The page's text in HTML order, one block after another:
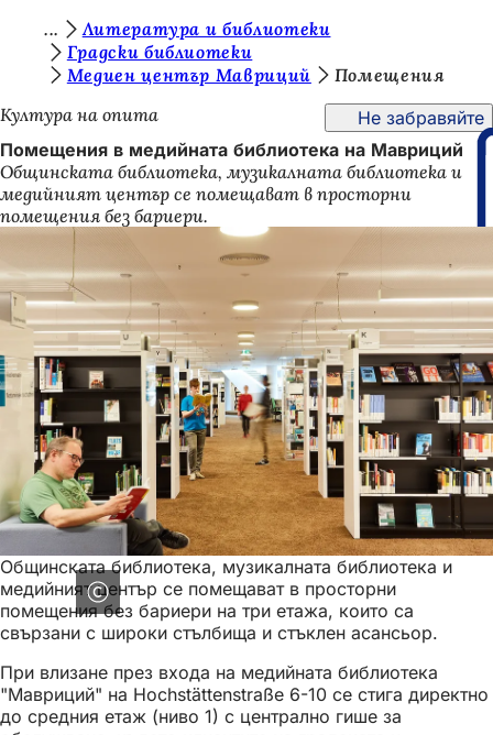
Преминаване към съдържанието
е
с
т
е
т
у
к
Литература и библиотеки
Градски библиотеки
Медиен център Мавриций
Помещения
Култура на опита
Не забравяйте
Помещения в медийната библиотека на Мавриций
Общинската библиотека, музикалната библиотека и
медийният център се помещават в просторни
помещения без бариери.
Общинската библиотека, музикалната библиотека и
медийният център се помещават в просторни
помещения без бариери на три етажа, които са
свързани с широки стълбища и стъклен асансьор.
При влизане през входа на медийната библиотека
"Мавриций" на Hochstättenstraße 6-10 се стига директно
до средния етаж (ниво 1) с централно гише за